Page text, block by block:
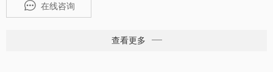
在线咨询
查看更多